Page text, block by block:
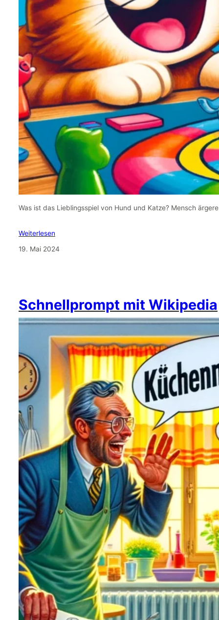
Was ist das Lieblingsspiel von Hund und Katze? Mensch
Weiterlesen
19. Mai 2024
Schnellprompt mit Wikipedia